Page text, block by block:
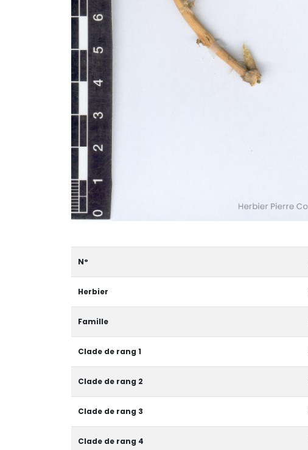
N°
Herbier
Famille
Clade de rang 1
Clade de rang 2
Clade de rang 3
Clade de rang 4